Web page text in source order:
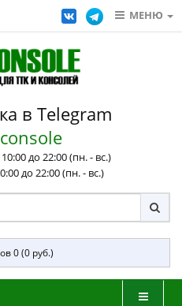
МЕНЮ
в Telegram
до 22:00 (пн. - вс.)
до 22:00 (пн. - вс.)
0 (0 руб.)